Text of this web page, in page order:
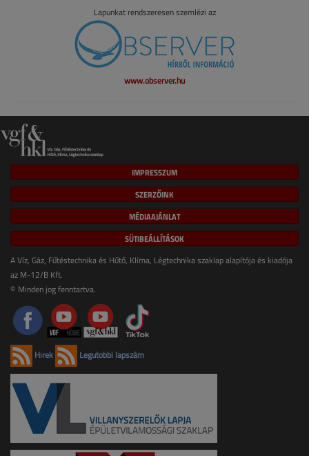
Lapunkat rendszeresen szemlézi az
www.observer.hu
IMPRESSZUM
SZERZŐINK
MÉDIAAJÁNLAT
SÜTIBEÁLLÍTÁSOK
A Víz, Gáz, Fűtéstechnika és Hűtő, Klíma, Légtechnika szaklap alapítója és kiadója
az M-12/B Kft.
© Minden jog fenntartva.
Hírek Legutóbbi lapszám